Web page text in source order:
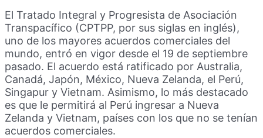
El Tratado Integral y Progresista de Asociación
Transpacífico (CPTPP, por sus siglas en inglés),
uno de los mayores acuerdos comerciales del
mundo, entró en vigor desde el 19 de septiembre
pasado. El acuerdo está ratificado por Australia,
Canadá, Japón, México, Nueva Zelanda, el Perú,
Singapur y Vietnam. Asimismo, lo más destacado
es que le permitirá al Perú ingresar a Nueva
Zelanda y Vietnam, países con los que no se tenían
acuerdos comerciales.